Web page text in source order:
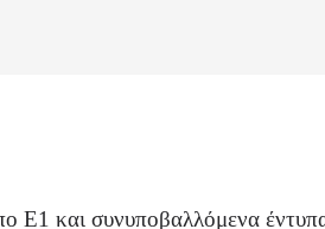
Ε1 και συνυποβαλλόμενα